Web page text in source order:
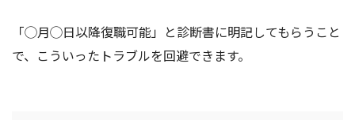
「◯月◯日以降復職可能」と診断書に明記してもらうこと
で、こういったトラブルを回避できます。